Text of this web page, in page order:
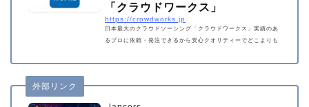
「クラウドワークス」
https://crowdworks.jp
日本最大のクラウドソーシング「クラウドワークス」実績のあ
るプロに依頼・発注できるから安心クオリティーでどこよりも
ロゴ・チラシ作成、ライティング、データ入力まで、幅広い仕
外部リンク